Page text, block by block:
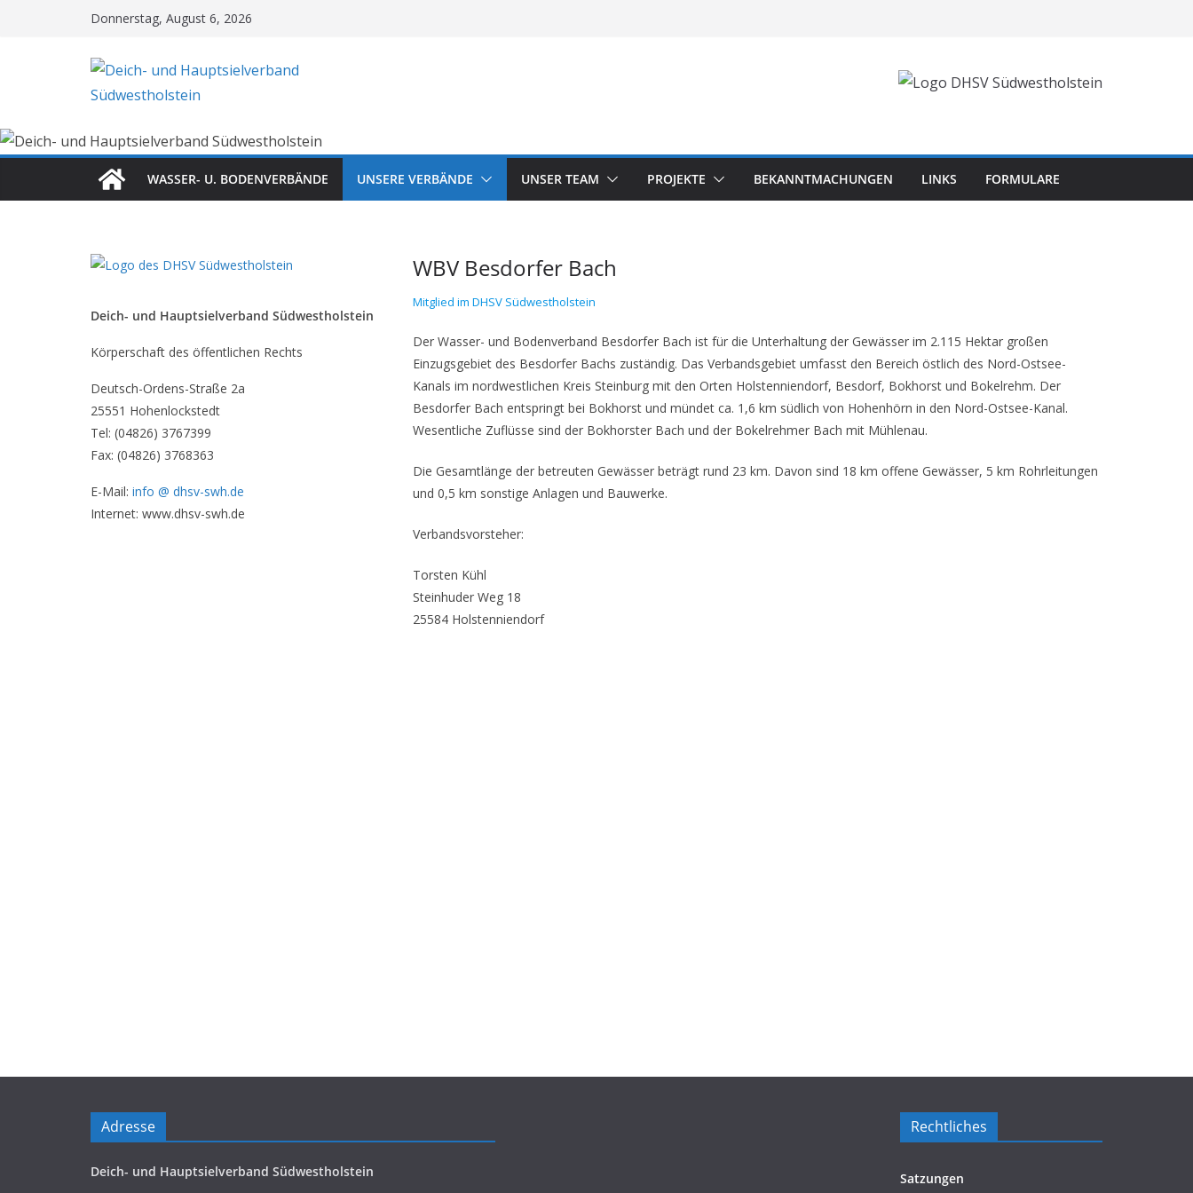
Donnerstag, August 6, 2026
WASSER- U. BODENVERBÄNDE UNSERE VERBÄNDE UNSER TEAM PROJEKTE BEKANNTMACHUNGEN LINKS FORMULARE
WBV Besdorfer Bach
Mitglied im DHSV Südwestholstein
Der Wasser- und Bodenverband Besdorfer Bach ist für die Unterhaltung der Gewässer im 2.115 Hektar großen
Einzugsgebiet des Besdorfer Bachs zuständig. Das Verbandsgebiet umfasst den Bereich östlich des Nord-Ostsee-
Kanals im nordwestlichen Kreis Steinburg mit den Orten Holstenniendorf, Besdorf, Bokhorst und Bokelrehm. Der
Besdorfer Bach entspringt bei Bokhorst und mündet ca. 1,6 km südlich von Hohenhörn in den Nord-Ostsee-Kanal.
Wesentliche Zuflüsse sind der Bokhorster Bach und der Bokelrehmer Bach mit Mühlenau.
Die Gesamtlänge der betreuten Gewässer beträgt rund 23 km. Davon sind 18 km offene Gewässer, 5 km Rohrleitungen
und 0,5 km sonstige Anlagen und Bauwerke.
Verbandsvorsteher:
Torsten Kühl
Steinhuder Weg 18
25584 Holstenniendorf
Deich- und Hauptsielverband Südwestholstein
Körperschaft des öffentlichen Rechts
Deutsch-Ordens-Straße 2a
25551 Hohenlockstedt
Tel: (04826) 3767399
Fax: (04826) 3768363
E-Mail: info @ dhsv-swh.de
Internet: www.dhsv-swh.de
Adresse
Deich- und Hauptsielverband Südwestholstein
Rechtliches
Satzungen